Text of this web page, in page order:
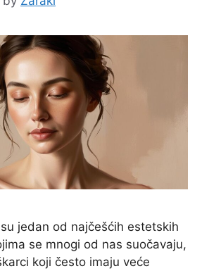
jedan od najčešćih estetskih
se mnogi od nas suočavaju,
koji često imaju veće